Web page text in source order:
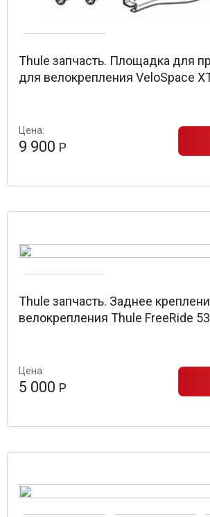
Thule запчасть. Площадка для
для велокрепления VeloSpace
Цена:
9 900 Р
Thule запчасть. Заднее
велокрепления Thule FreeRide
Цена:
5 000 Р